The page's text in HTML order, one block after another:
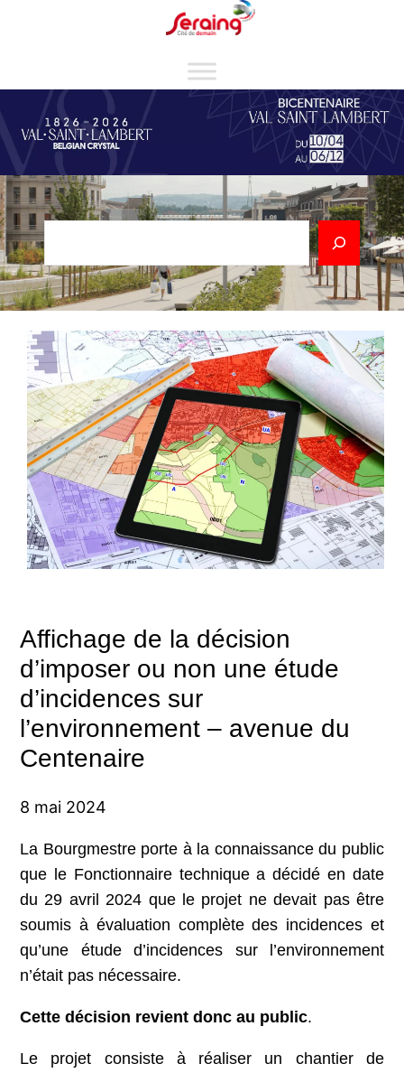
Rechercher
Affichage de la décision
d’imposer ou non une étude
d’incidences sur
l’environnement – avenue du
Centenaire
8 mai 2024
La Bourgmestre porte à la connaissance du public
que le Fonctionnaire technique a décidé en date
du 29 avril 2024 que le projet ne devait pas être
soumis à évaluation complète des incidences et
qu’une étude d’incidences sur l’environnement
n’était pas nécessaire.
Cette décision revient donc au public.
Le projet consiste à réaliser un chantier de
Cookies management panel